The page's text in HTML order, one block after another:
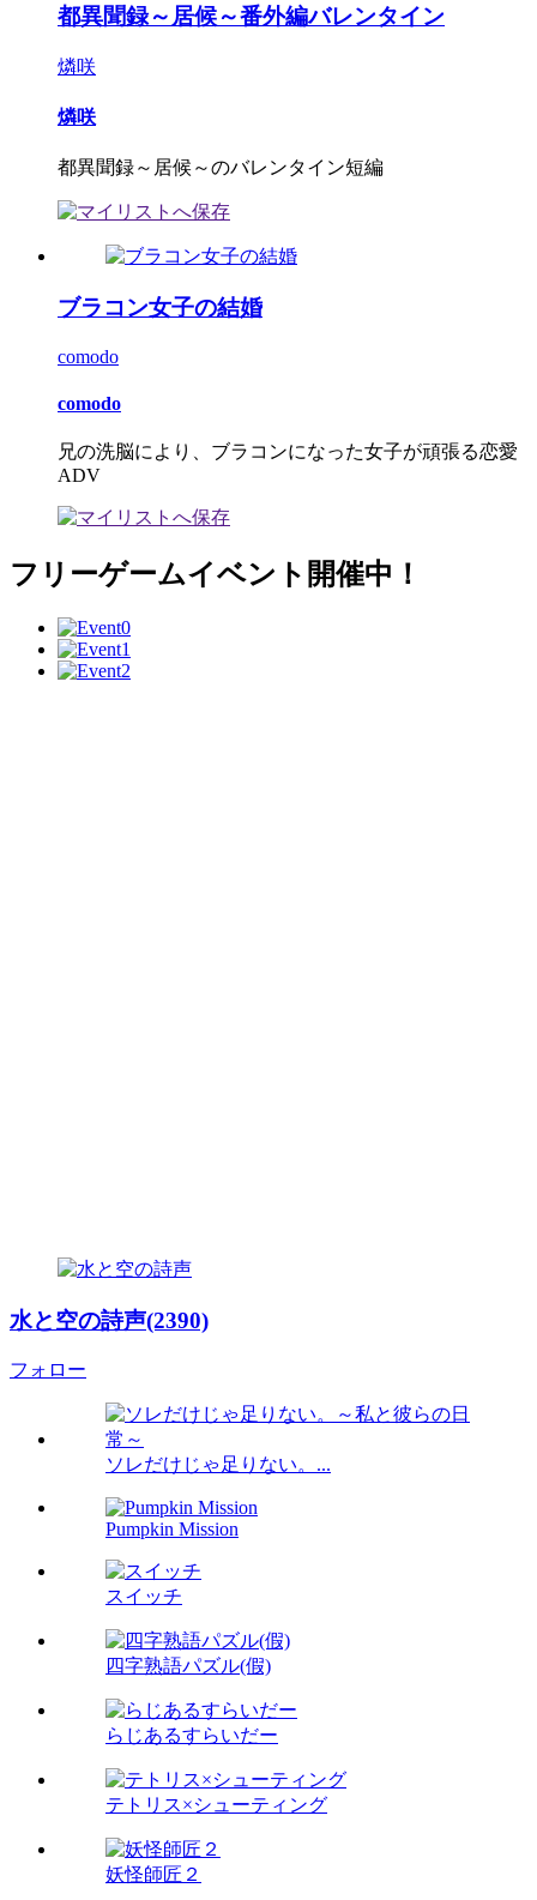
都異聞録～居候～番外編バレンタイン
燐咲
燐咲
都異聞録～居候～のバレンタイン短編
ブラコン女子の結婚
comodo
comodo
兄の洗脳により、ブラコンになった女子が頑張る恋愛
ADV
フリーゲームイベント開催中！
水と空の詩声(2390)
フォロー
ソレだけじゃ足りない。...
Pumpkin Mission
スイッチ
四字熟語パズル(假)
らじあるすらいだー
テトリス×シューティング
妖怪師匠２